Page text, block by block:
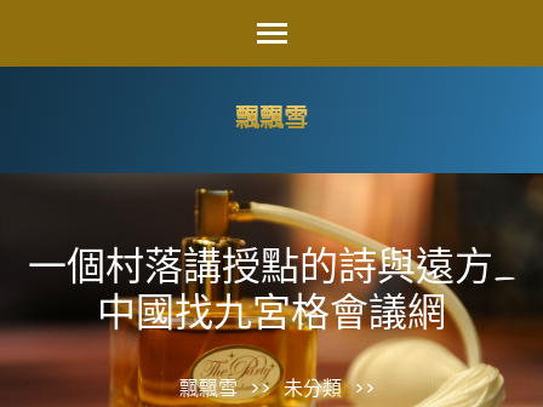
飄飄雪
一個村落講授點的詩與遠方_
中國找九宮格會議網
飄飄雪 >> 未分類 >>